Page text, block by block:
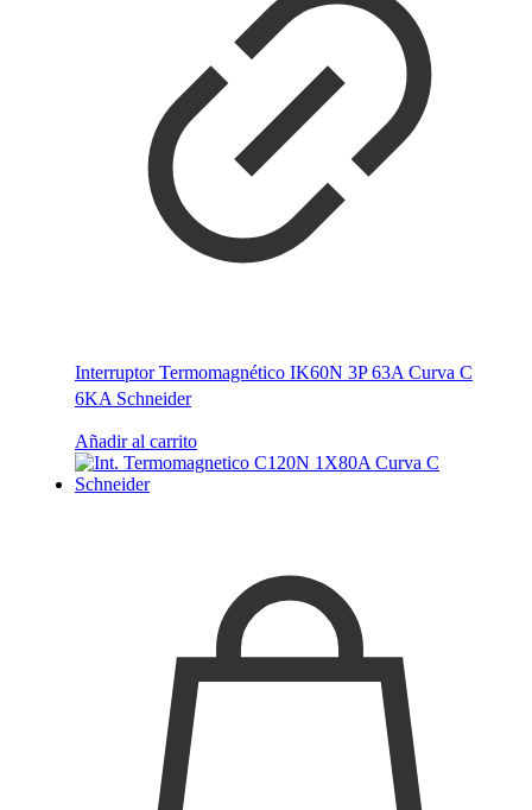
Interruptor Termomagnético IK60N 3P 63A Curva C
6KA Schneider
Añadir al carrito